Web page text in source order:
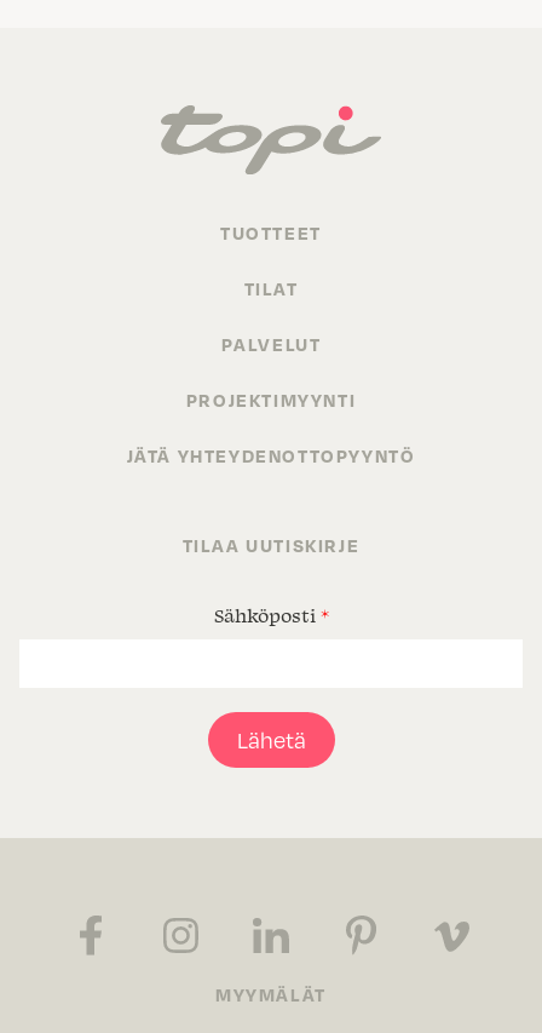
TUOTTEET
TILAT
PALVELUT
PROJEKTIMYYNTI
JÄTÄ YHTEYDENOTTOPYYNTÖ
TILAA UUTISKIRJE
Sähköposti *
Lähetä
MYYMÄLÄT